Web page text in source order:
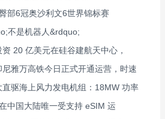
部6冠奥沙利文6世界锦标赛
不是机器人&rdquo;
20 亿美元在硅谷建航天中心，
雅万高铁今日正式开通运营，时速
驱海上风力发电机组：18MW 功率
中国大陆唯一受支持 eSIM 运